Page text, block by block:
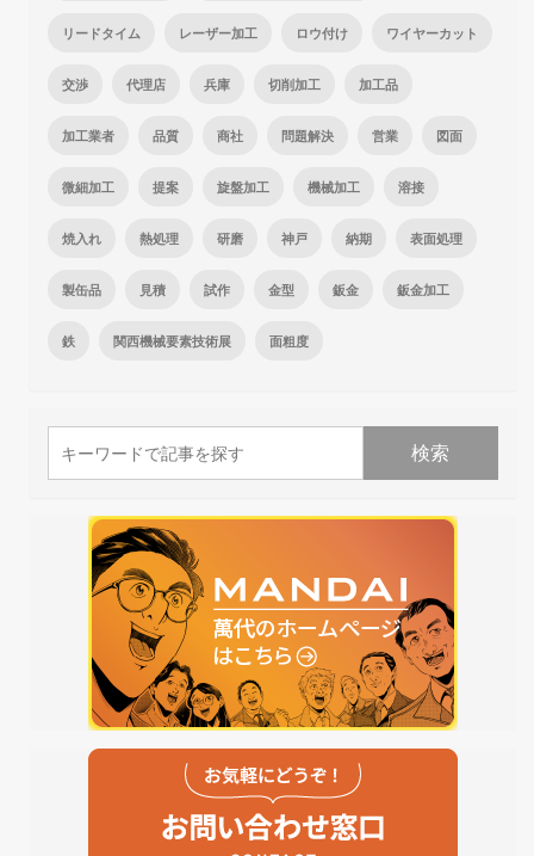
リードタイム レーザー加工 ロウ付け ワイヤーカット
交渉 代理店 兵庫 切削加工 加工品
加工業者 品質 商社 問題解決 営業 図面
微細加工 提案 旋盤加工 機械加工 溶接
焼入れ 熱処理 研磨 神戸 納期 表面処理
製缶品 見積 試作 金型 鈑金 鈑金加工
鉄 関西機械要素技術展 面粗度
検索